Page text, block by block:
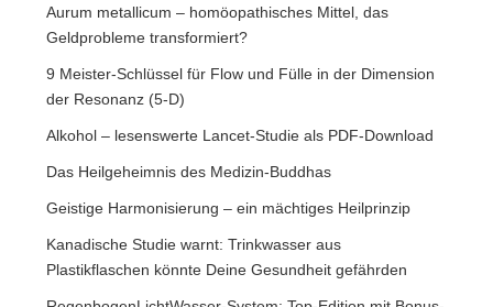
Aurum metallicum – homöopathisches Mittel, das
Geldprobleme transformiert?
9 Meister-Schlüssel für Flow und Fülle in der Dimension
der Resonanz (5-D)
Alkohol – lesenswerte Lancet-Studie als PDF-Download
Das Heilgeheimnis des Medizin-Buddhas
Geistige Harmonisierung – ein mächtiges Heilprinzip
Kanadische Studie warnt: Trinkwasser aus
Plastikflaschen könnte Deine Gesundheit gefährden